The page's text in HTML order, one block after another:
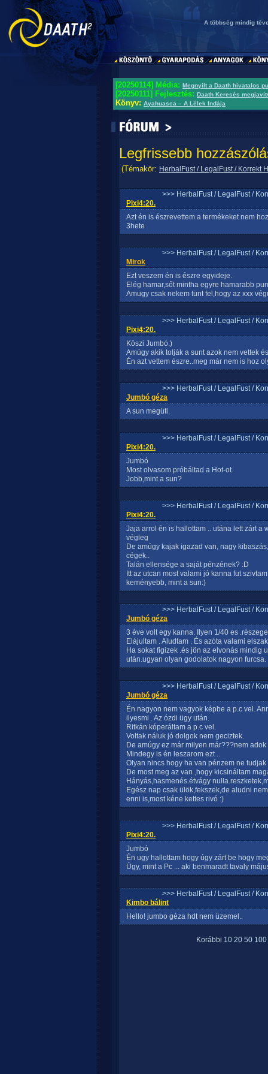
A többség mindig
[20250114] Média: Megnyílt a Daath hivatalos
[20250111] Fejlesztés: Daath Keresés
Könyv: Ayahuasca – A Lélek Indája
Legfrissebb
(Témakör: HerbalFust / LegalFust / Korrekt
>>> HerbalFust / LegalFust /
Pixi4:20.
Azt én is észrevettem a termékeket nem
3hete
>>> HerbalFust / LegalFust /
Mirok
Ezt veszem én is észre egyideje.
Elég hamar,sőt mintha egyre hamarabb
Amugy csak nekem tünt fel,hogy az xxx
>>> HerbalFust / LegalFust /
Pixi4:20.
Köszi Jumbó:)
Amúgy akik tolják a sunt azok nem vettek
Én azt vettem észre..meg már nem is hoz
>>> HerbalFust / LegalFust /
Jumbó géza
A sun megüti.
>>> HerbalFust / LegalFust /
Pixi4:20.
Jumbó
Most olvasom próbáltad a Hot-ot.
Jobb,mint a sun?
>>> HerbalFust / LegalFust /
Pixi4:20.
Jaja arrol én is hallottam .. utána lett zárt a
végleg
De amúgy kajak igazad van, nagy
cégek..
Talán ellensége a saját pénzének? :D
Itt az utcan most valami jó kanna fut
keményebb, mint a sun:)
>>> HerbalFust / LegalFust /
Jumbó géza
3 éve volt egy kanna. Ilyen 1/40 es
Elájultam . Aludtam . És azóta valami
Ha sokat figizek .és jön az elvonás mindig
után.ugyan olyan godolatok nagyon furcsa.
>>> HerbalFust / LegalFust /
Jumbó géza
Én nagyon nem vagyok képbe a p.c vel.
ilyesmi . Az ózdi ügy után.
Ritkán kóperáltam a p.c vel.
Voltak náluk jó dolgok nem geciztek.
De amúgy ez már milyen már???nem
Mindegy is én leszarom ezt ..
Olyan nincs hogy ha van pénzem ne tudjak
De most meg az van ,hogy kicsináltam
Hányás,hasmenés.étvágy
Egész nap csak ülök,fekszek,de aludni
enni is,most kéne kettes rivó :)
>>> HerbalFust / LegalFust /
Pixi4:20.
Jumbó
Én ugy hallottam hogy úgy zárt be hogy
Úgy, mint a Pc ... aki benmaradt tavaly
>>> HerbalFust / LegalFust /
Kimbo bálint
Hello! jumbo géza hdt nem üzemel..
Korábbi 10 20 50 100